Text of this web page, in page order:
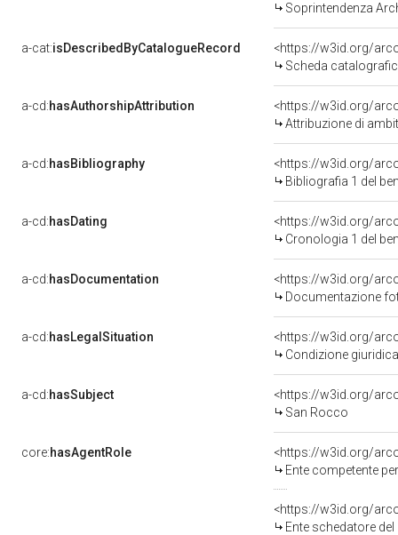
Soprintendenza
a-cat:isDescribedByCatalogueRecord
<https://w3id.org/
Scheda
a-cd:hasAuthorshipAttribution
<https://w3id.org/
Attribuzione di
a-cd:hasBibliography
<https://w3id.org/
Bibliografia 1 del
a-cd:hasDating
<https://w3id.org/
Cronologia 1 del
a-cd:hasDocumentation
Documentazione
a-cd:hasLegalSituation
Condizione
a-cd:hasSubject
<https://w3id.org/
San Rocco
core:hasAgentRole
<https://w3id.org/
Ente competente per tutela
<https://w3id.org/
Ente schedatore